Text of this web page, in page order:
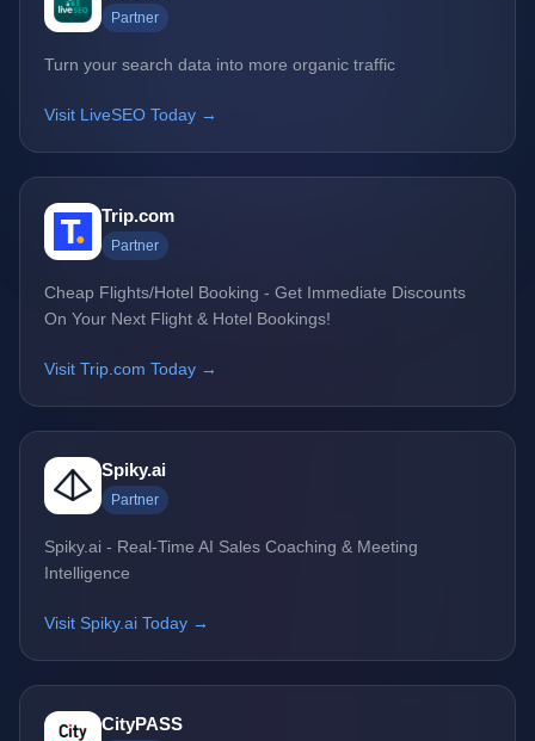
Partner
Turn your search data into more organic traffic
Visit LiveSEO Today →
Trip.com
Partner
Cheap Flights/Hotel Booking - Get Immediate Discounts
On Your Next Flight & Hotel Bookings!
Visit Trip.com Today →
Spiky.ai
Partner
Spiky.ai - Real-Time AI Sales Coaching & Meeting
Intelligence
Visit Spiky.ai Today →
CityPASS